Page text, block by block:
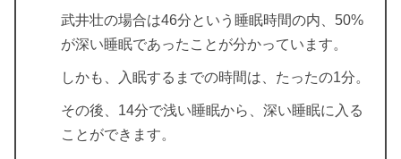
武井壮の場合は46分という睡眠時間の内、50%
が深い睡眠であったことが分かっています。
しかも、入眠するまでの時間は、たったの1分。
その後、14分で浅い睡眠から、深い睡眠に入る
ことができます。